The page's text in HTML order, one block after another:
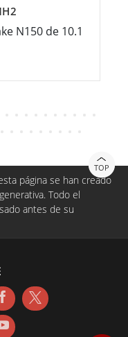
N150 de 10.1
TOP
página se han creado
Todo el
antes de su